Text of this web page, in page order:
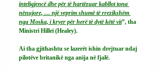
inteligjencë dhe për të hartëzuar kabllot tona
nënujore, … një veprim shumë të rrezikshëm
nga Moska, i kryer për herë të dytë këtë vit”, tha
Ministri Hillei (Healey).
Ai tha gjithashtu se lazerët ishin drejtuar ndaj
pilotëve britanikë nga anija në fjalë.